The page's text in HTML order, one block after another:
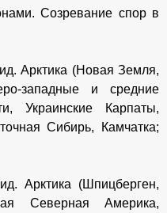
Созревание спор в
Арктика (Новая Земля,
западные и средние
Украинские Карпаты,
Сибирь, Камчатка;
Арктика (Шпицберген,
Северная Америка,